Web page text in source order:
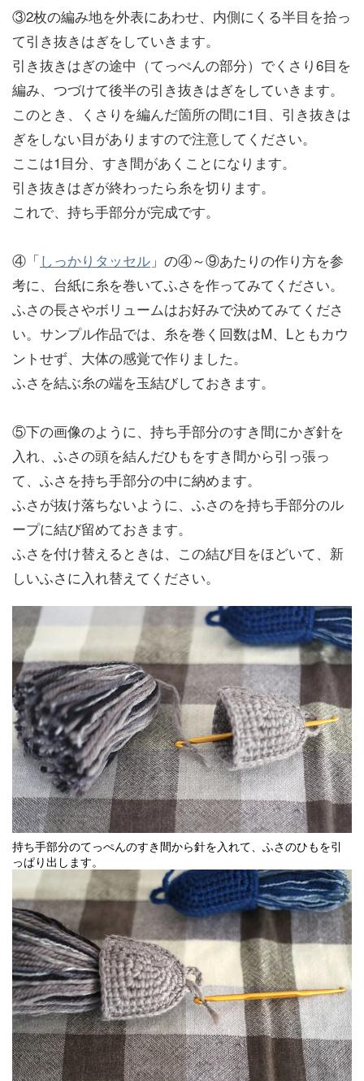
③2枚の編み地を外表にあわせ、内側にくる半目を拾っ
て引き抜きはぎをしていきます。
引き抜きはぎの途中（てっぺんの部分）でくさり6目を
編み、つづけて後半の引き抜きはぎをしていきます。
このとき、くさりを編んだ箇所の間に1目、引き抜きは
ぎをしない目がありますので注意してください。
ここは1目分、すき間があくことになります。
引き抜きはぎが終わったら糸を切ります。
これで、持ち手部分が完成です。
④「しっかりタッセル 」の④～⑨あたりの作り方を参
考に、台紙に糸を巻いてふさを作ってみてください。
ふさの長さやボリュームはお好みで決めてみてくださ
い。サンプル作品では、糸を巻く回数はM、Lともカウ
ントせず、大体の感覚で作りました。
ふさを結ぶ糸の端を玉結びしておきます。
⑤下の画像のように、持ち手部分のすき間にかぎ針を
入れ、ふさの頭を結んだひもをすき間から引っ張っ
て、ふさを持ち手部分の中に納めます。
ふさが抜け落ちないように、ふさのを持ち手部分のル
ープに結び留めておきます。
ふさを付け替えるときは、この結び目をほどいて、新
しいふさに入れ替えてください。
持ち手部分のてっぺんのすき間から針を入れて、ふさのひもを引
っぱり出します。